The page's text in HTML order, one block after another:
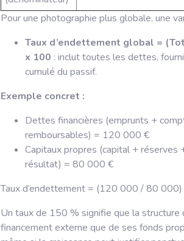
Pour une photographie plus globale, une
Taux d’endettement global =
x 100 : inclut toutes les dettes,
cumulé du passif.
Exemple concret :
Dettes financières (emprunts +
remboursables) = 120 000 €
Capitaux propres (capital + réserves
résultat) = 80 000 €
Taux d’endettement = (120 000 / 80
Un taux de 150 % signifie que la structure
financement externe que de ses fonds